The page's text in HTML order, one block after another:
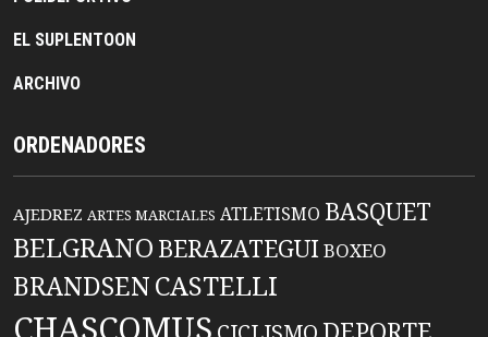
EL SUPLENTOON
ARCHIVO
ORDENADORES
AJEDREZ ARTES MARCIALES ATLETISMO BASQUET
BELGRANO BERAZATEGUIBOXEO
BRANDSENCASTELLI